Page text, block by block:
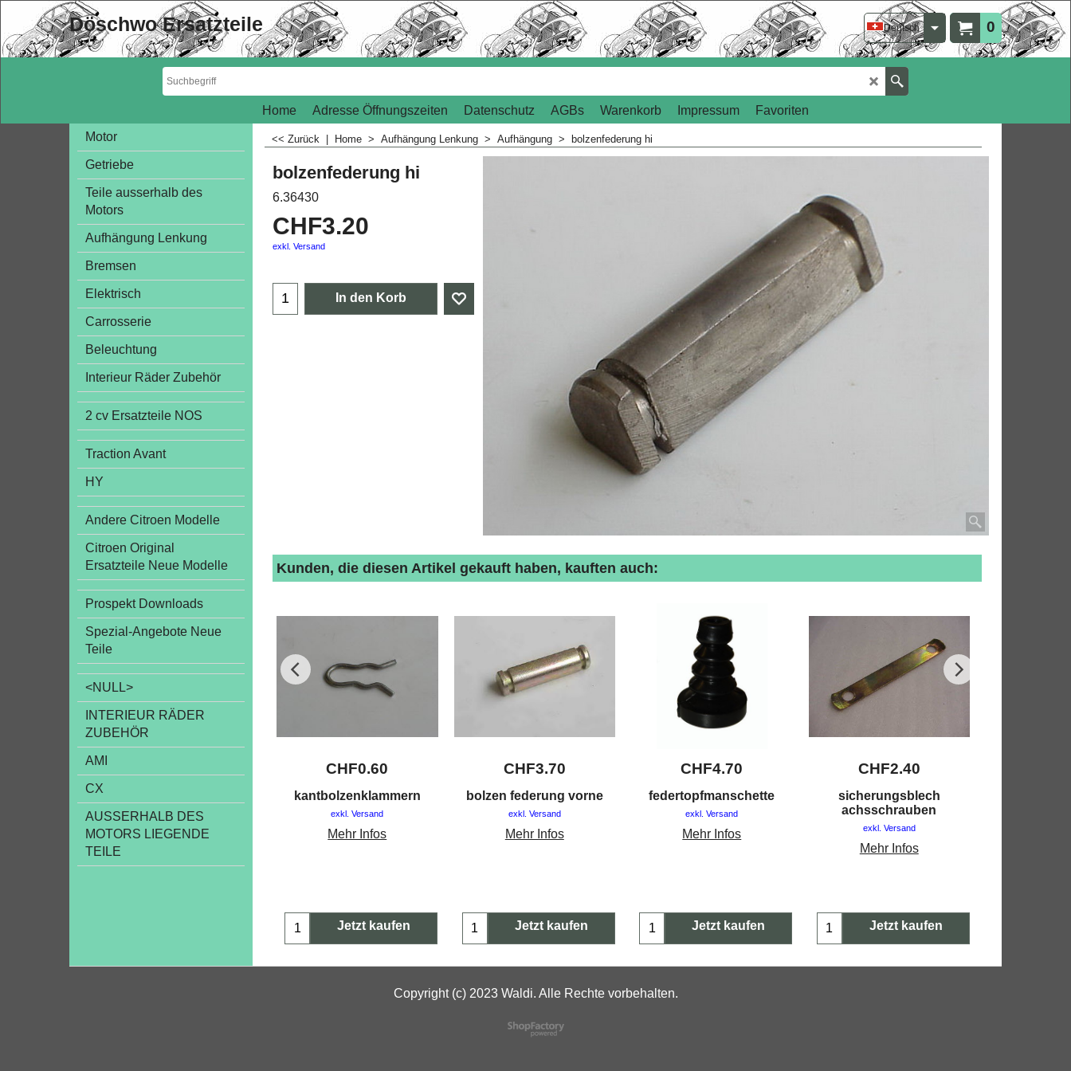
0
Deutsch
Döschwo Ersatzteile
Home Adresse Öffnungszeiten Datenschutz AGBs Warenkorb Impressum
Favoriten
Motor
Getriebe
Teile ausserhalb des
Motors
Aufhängung Lenkung
Bremsen
Elektrisch
Carrosserie
Beleuchtung
Interieur Räder Zubehör
2 cv Ersatzteile NOS
Traction Avant
HY
Andere Citroen Modelle
Citroen Original
Ersatzteile Neue Modelle
Prospekt Downloads
Spezial-Angebote Neue
Teile
<NULL>
INTERIEUR RÄDER
ZUBEHÖR
AMI
CX
AUSSERHALB DES
MOTORS LIEGENDE
TEILE
<< Zurück Home > Aufhängung Lenkung > Aufhängung > bolzenfederung hi
bolzenfederung hi
6.36430
CHF3.20
exkl. Versand
In den Korb
Kunden, die diesen Artikel gekauft haben, kauften auch:
CHF0.60
kantbolzenklammern
exkl. Versand
Mehr Infos
Jetzt kaufen
CHF3.70
bolzen federung vorne
exkl. Versand
Mehr Infos
Jetzt kaufen
CHF4.70
federtopfmanschette
exkl. Versand
Mehr Infos
Jetzt kaufen
CHF2.40
sicherungsblech
achsschrauben
exkl. Versand
Mehr Infos
Jetzt kaufen
Copyright (c) 2023 Waldi. Alle Rechte vorbehalten.
WebShop erstellt mit
ShopFactory Shop